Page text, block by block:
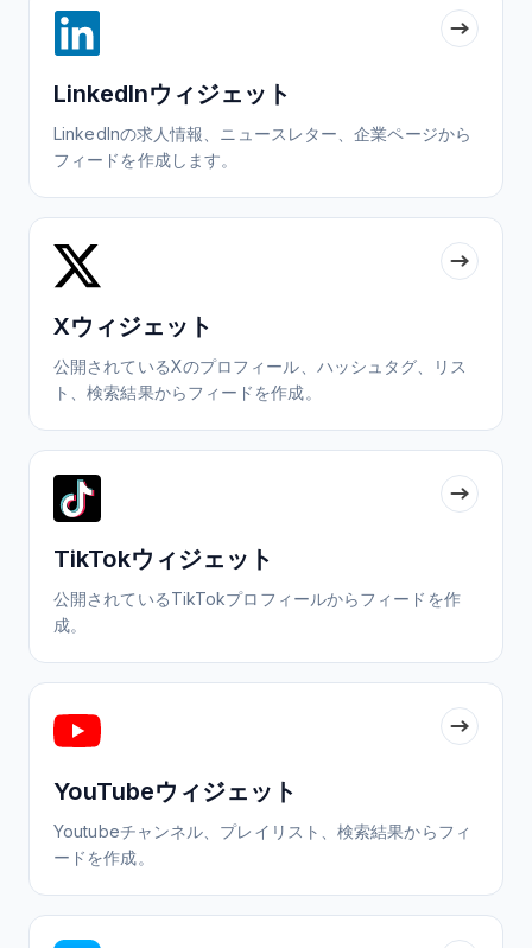
LinkedInウィジェット
LinkedInの求人情報、ニュースレター、企業ページから
フィードを作成します。
Xウィジェット
公開されているXのプロフィール、ハッシュタグ、リス
ト、検索結果からフィードを作成。
TikTokウィジェット
公開されているTikTokプロフィールからフィードを作
成。
YouTubeウィジェット
Youtubeチャンネル、プレイリスト、検索結果からフィ
ードを作成。